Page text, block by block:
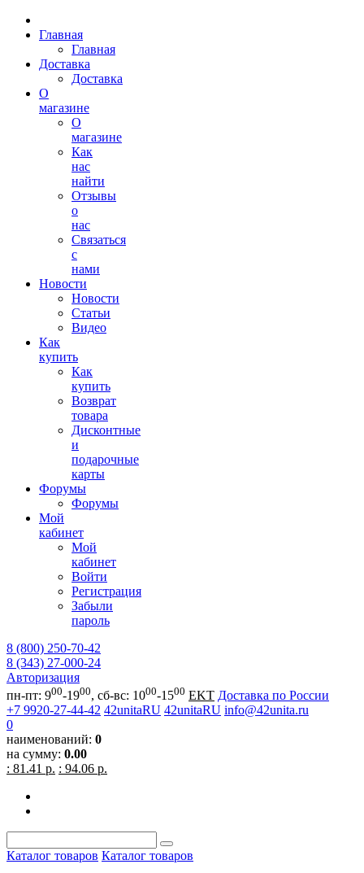
Главная
Главная
Доставка
Доставка
О
магазине
О
магазине
Как
нас
найти
Отзывы
о
нас
Связаться
с
нами
Новости
Новости
Статьи
Видео
Как
купить
Как
купить
Возврат
товара
Дисконтные
и
подарочные
карты
Форумы
Форумы
Мой
кабинет
Мой
кабинет
Войти
Регистрация
Забыли
пароль
8 (800) 250-70-42
8 (343) 27-000-24
Авторизация
пн-пт: 900-1900, сб-вс: 1000-1500 EKT Доставка по России
+7 9920-27-44-42 42unitaRU 42unitaRU info@42unita.ru
0
наименований: 0
на сумму: 0.00
: 81.41 р. : 94.06 р.
Каталог товаров Каталог товаров